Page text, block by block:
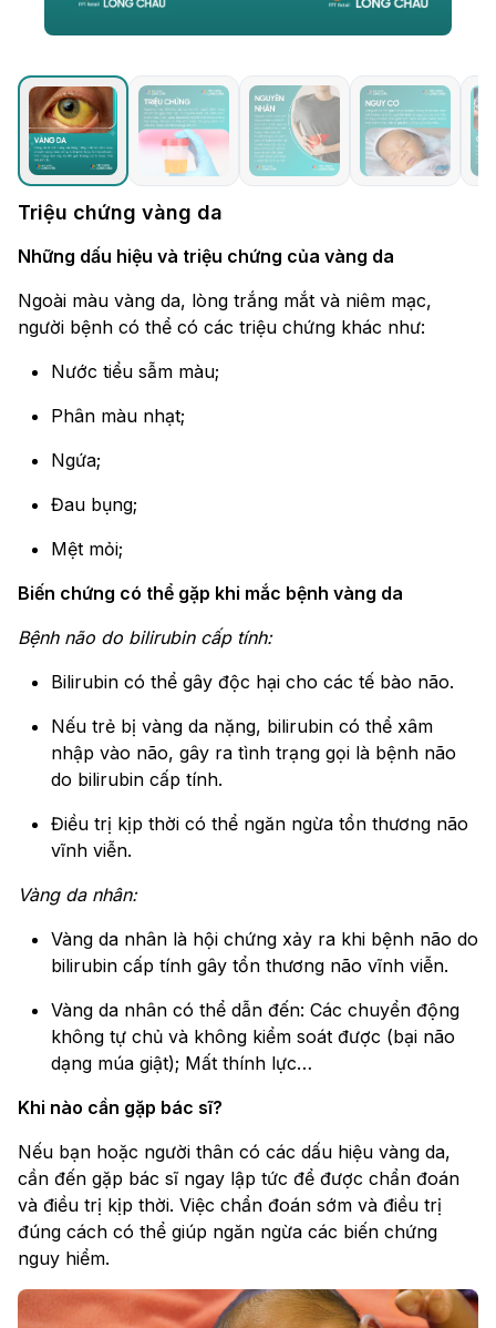
Triệu chứng vàng da
Những dấu hiệu và triệu chứng của vàng da
Ngoài màu vàng da, lòng trắng mắt và niêm mạc,
người bệnh có thể có các triệu chứng khác như:
Nước tiểu sẫm màu;
Phân màu nhạt;
Ngứa;
Đau bụng;
Mệt mỏi;
Biến chứng có thể gặp khi mắc bệnh vàng da
Bệnh não do bilirubin cấp tính:
Bilirubin có thể gây độc hại cho các tế bào não.
Nếu trẻ bị vàng da nặng, bilirubin có thể xâm
nhập vào não, gây ra tình trạng gọi là bệnh não
do bilirubin cấp tính.
Điều trị kịp thời có thể ngăn ngừa tổn thương não
vĩnh viễn.
Vàng da nhân:
Vàng da nhân là hội chứng xảy ra khi bệnh não do
bilirubin cấp tính gây tổn thương não vĩnh viễn.
Vàng da nhân có thể dẫn đến: Các chuyển động
không tự chủ và không kiểm soát được (bại não
dạng múa giật); Mất thính lực…
Khi nào cần gặp bác sĩ?
Nếu bạn hoặc người thân có các dấu hiệu vàng da,
cần đến gặp bác sĩ ngay lập tức để được chẩn đoán
và điều trị kịp thời. Việc chẩn đoán sớm và điều trị
đúng cách có thể giúp ngăn ngừa các biến chứng
nguy hiểm.